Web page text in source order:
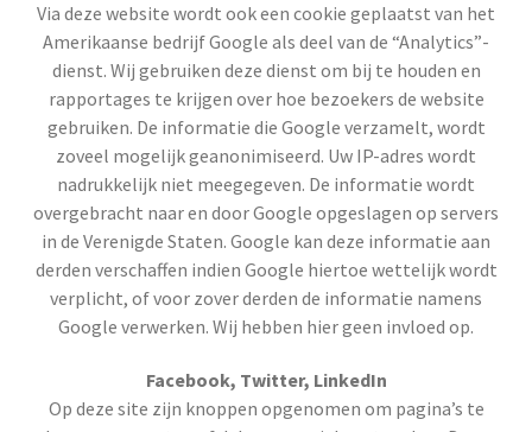
Via deze website wordt ook een cookie geplaatst van het
Amerikaanse bedrijf Google als deel van de “Analytics”-
dienst. Wij gebruiken deze dienst om bij te houden en
rapportages te krijgen over hoe bezoekers de website
gebruiken. De informatie die Google verzamelt, wordt
zoveel mogelijk geanonimiseerd. Uw IP-adres wordt
nadrukkelijk niet meegegeven. De informatie wordt
overgebracht naar en door Google opgeslagen op servers
in de Verenigde Staten. Google kan deze informatie aan
derden verschaffen indien Google hiertoe wettelijk wordt
verplicht, of voor zover derden de informatie namens
Google verwerken. Wij hebben hier geen invloed op.
Facebook, Twitter, LinkedIn
Op deze site zijn knoppen opgenomen om pagina’s te